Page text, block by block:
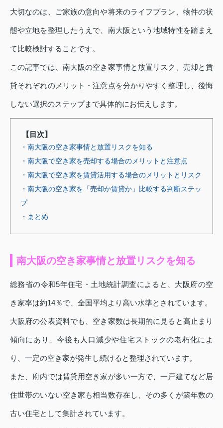
大切なのは、ご家族の意向や将来のライフプラン、物件の状
態や立地を整理したうえで、南大阪という地域特性を踏まえ
て比較検討することです。
この記事では、南大阪の空き家事情と放置リスク、売却と賃
貸それぞれのメリット・注意点を分かりやすく整理し、後悔
しない選択のステップまで具体的にお伝えします。
【目次】
・南大阪の空き家事情と放置リスクを知る
・南大阪で空き家を売却する場合のメリットと注意点
・南大阪で空き家を賃貸活用する場合のメリットとリスク
・南大阪の空き家を「売却か賃貸か」比較する判断ステッ
プ
・まとめ
南大阪の空き家事情と放置リスクを知る
総務省の令和5年住宅・土地統計調査によると、大阪府の空
き家率は約14％で、全国平均より高い水準とされています。
大阪府の公表資料でも、空き家数は長期的に見ると高止まり
傾向にあり、今後も人口減少や住宅ストックの老朽化によ
り、一定の空き家が発生し続けると整理されています。
また、府内では賃貸用空き家が多い一方で、一戸建てなど居
住世帯のいない空き家も相当数存在し、その多くが築年数の
古い住宅として集計されています。